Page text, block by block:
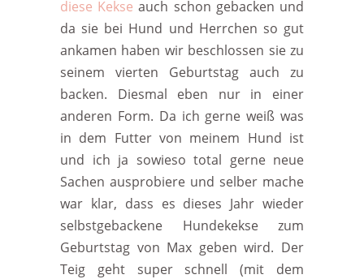
diese Kekse auch schon gebacken und
da sie bei Hund und Herrchen so gut
ankamen haben wir beschlossen sie zu
seinem vierten Geburtstag auch zu
backen. Diesmal eben nur in einer
anderen Form. Da ich gerne weiß was
in dem Futter von meinem Hund ist
und ich ja sowieso total gerne neue
Sachen ausprobiere und selber mache
war klar, dass es dieses Jahr wieder
selbstgebackene Hundekekse zum
Geburtstag von Max geben wird. Der
Teig geht super schnell (mit dem